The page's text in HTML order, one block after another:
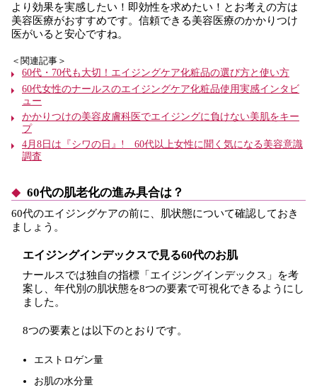
より効果を実感したい！即効性を求めたい！とお考えの方は
美容医療がおすすめです。信頼できる美容医療のかかりつけ
医がいると安心ですね。
＜関連記事＞
60代・70代も大切！エイジングケア化粧品の選び方と使い方
60代女性のナールスのエイジングケア化粧品使用実感インタビ
ュー
かかりつけの美容皮膚科医でエイジングに負けない美肌をキー
プ
4月8日は『シワの日』! 60代以上女性に聞く気になる美容意識
調査
60代の肌老化の進み具合は？
60代のエイジングケアの前に、肌状態について確認しておき
ましょう。
エイジングインデックスで見る60代のお肌
ナールスでは独自の指標「エイジングインデックス」を考
案し、年代別の肌状態を8つの要素で可視化できるようにし
ました。
8つの要素とは以下のとおりです。
エストロゲン量
お肌の水分量